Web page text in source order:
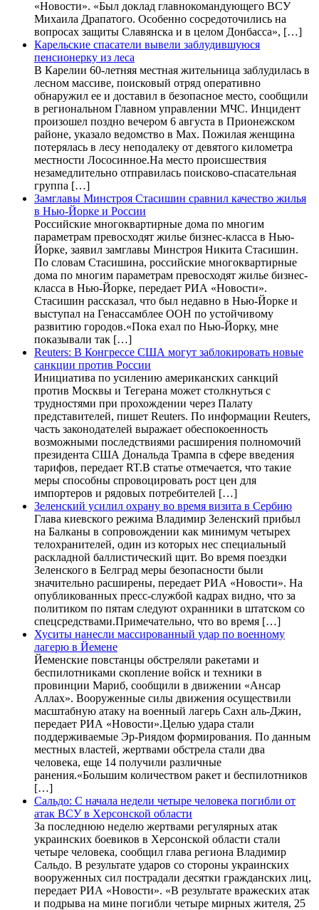
«Новости». «Был доклад главнокомандующего ВСУ
Михаила Драпатого. Особенно сосредоточились на
вопросах защиты Славянска и в целом Донбасса», […]
Карельские спасатели вывели заблудившуюся
пенсионерку из леса
В Карелии 60-летняя местная жительница заблудилась в
лесном массиве, поисковый отряд оперативно
обнаружил ее и доставил в безопасное место, сообщили
в региональном Главном управлении МЧС. Инцидент
произошел поздно вечером 6 августа в Прионежском
районе, указало ведомство в Max. Пожилая женщина
потерялась в лесу неподалеку от девятого километра
местности Лососинное.На место происшествия
незамедлительно отправилась поисково-спасательная
группа […]
Замглавы Минстроя Стасишин сравнил качество жилья
в Нью-Йорке и России
Российские многоквартирные дома по многим
параметрам превосходят жилье бизнес-класса в Нью-
Йорке, заявил замглавы Минстроя Никита Стасишин.
По словам Стасишина, российские многоквартирные
дома по многим параметрам превосходят жилье бизнес-
класса в Нью-Йорке, передает РИА «Новости».
Стасишин рассказал, что был недавно в Нью-Йорке и
выступал на Генассамблее ООН по устойчивому
развитию городов.«Пока ехал по Нью-Йорку, мне
показывали так […]
Reuters: В Конгрессе США могут заблокировать новые
санкции против России
Инициатива по усилению американских санкций
против Москвы и Тегерана может столкнуться с
трудностями при прохождении через Палату
представителей, пишет Reuters. По информации Reuters,
часть законодателей выражает обеспокоенность
возможными последствиями расширения полномочий
президента США Дональда Трампа в сфере введения
тарифов, передает RT.В статье отмечается, что такие
меры способны спровоцировать рост цен для
импортеров и рядовых потребителей […]
Зеленский усилил охрану во время визита в Сербию
Глава киевского режима Владимир Зеленский прибыл
на Балканы в сопровождении как минимум четырех
телохранителей, один из которых нес специальный
раскладной баллистический щит. Во время поездки
Зеленского в Белград меры безопасности были
значительно расширены, передает РИА «Новости». На
опубликованных пресс-службой кадрах видно, что за
политиком по пятам следуют охранники в штатском со
спецсредствами.Примечательно, что во время […]
Хуситы нанесли массированный удар по военному
лагерю в Йемене
Йеменские повстанцы обстреляли ракетами и
беспилотниками скопление войск и техники в
провинции Мариб, сообщили в движении «Ансар
Аллах». Вооруженные силы движения осуществили
масштабную атаку на военный лагерь Сахн аль-Джин,
передает РИА «Новости».Целью удара стали
поддерживаемые Эр-Риядом формирования. По данным
местных властей, жертвами обстрела стали два
человека, еще 14 получили различные
ранения.«Большим количеством ракет и беспилотников
[…]
Сальдо: С начала недели четыре человека погибли от
атак ВСУ в Херсонской области
За последнюю неделю жертвами регулярных атак
украинских боевиков в Херсонской области стали
четыре человека, сообщил глава региона Владимир
Сальдо. В результате ударов со стороны украинских
вооруженных сил пострадали десятки гражданских лиц,
передает РИА «Новости». «В результате вражеских атак
и подрыва на мине погибли четыре мирных жителя, 25